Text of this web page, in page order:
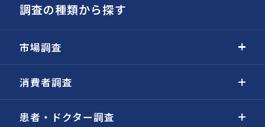
調査の種類から探す
市場調査
消費者調査
患者・ドクター調査